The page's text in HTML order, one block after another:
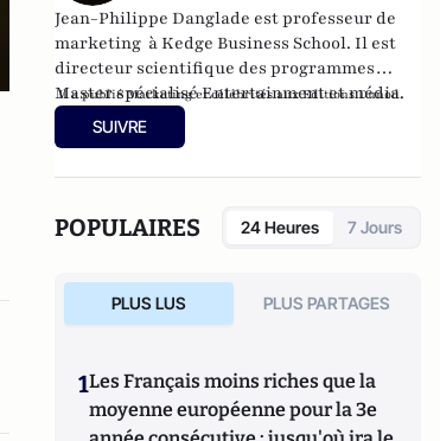
Jean-Philippe Danglade est professeur de
marketing à Kedge Business School. Il est
directeur scientifique des programmes
Master spécialisé Entertainment et média.
Il forme plus de 300 étudiants par an à
Kedge BS, il intervient également à l'ESTC,
Il a publiéMarketing et célébrités aux Editions Dunod.
SUIVRE
POPULAIRES 24 Heures 7 Jours
PLUS LUS PLUS PARTAGES
1Les Français moins riches que la
moyenne européenne pour la 3e